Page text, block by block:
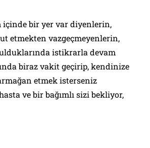
içinde bir yer var diyenlerin,
etmekten vazgeçmeyenlerin,
istikrarla devam
biraz vakit geçirip, kendinize
etmek isterseniz
ve bir bağımlı sizi bekliyor,